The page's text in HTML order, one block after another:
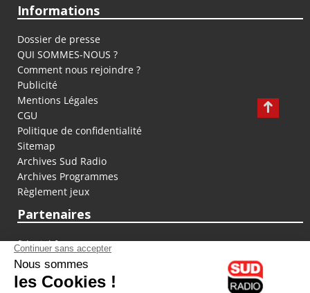
Informations
Dossier de presse
QUI SOMMES-NOUS ?
Comment nous rejoindre ?
Publicité
Mentions Légales
CGU
Politique de confidentialité
Sitemap
Archives Sud Radio
Archives Programmes
Règlement jeux
Partenaires
fiducial.fr
lyoncapitale.fr
olympique-et-lyonnais.com